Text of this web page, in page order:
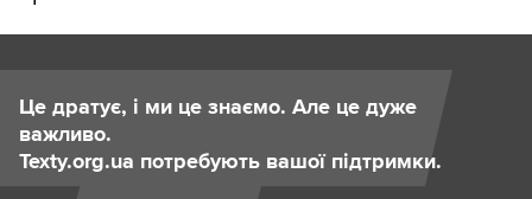
Це дратує, і ми це знаємо. Але це дуже
важливо.
Texty.org.ua потребують вашої підтримки.